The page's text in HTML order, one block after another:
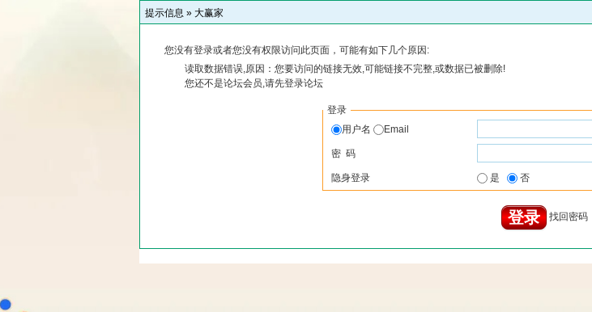
提示信息 » 大赢家
您没有登录或者您没有权限访问此页面，可能有如下几个原因:
读取数据错误,原因：您要访问的链接无效,可能链接不完整,或数据已被删除!
您还不是论坛会员,请先登录论坛
登录
用户名
Email
密 码
隐身登录 是 否
找回密码